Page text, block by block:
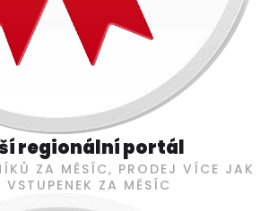
regionální portál
ZA MĚSÍC, PRODEJ VÍCE JAK
ZA MĚSÍC